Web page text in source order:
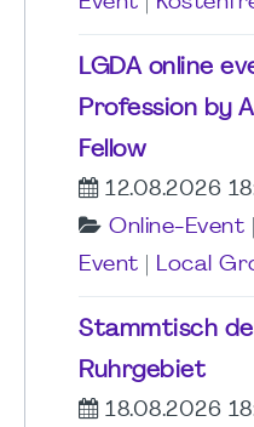
LGDA online
Profession by
Fellow
12.08.2026
Online-Event
Event
Local
Stammtisch
Ruhrgebiet
18.08.2026